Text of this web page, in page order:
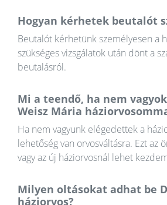
Hogyan kérhetek beutalót
Beutalót kérhetünk személyesen a
szükséges vizsgálatok után dönt a
beutalásról.
Mi a teendő, ha nem
Weisz Mária
Ha nem vagyunk elégedettek a
lehetőség van orvosváltásra. Ezt az
vagy az új háziorvosnál lehet
Milyen oltásokat adhat be
háziorvos?